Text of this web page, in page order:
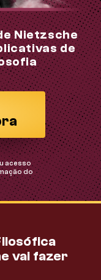
Nietzsche
de
acesso
do
vai fazer